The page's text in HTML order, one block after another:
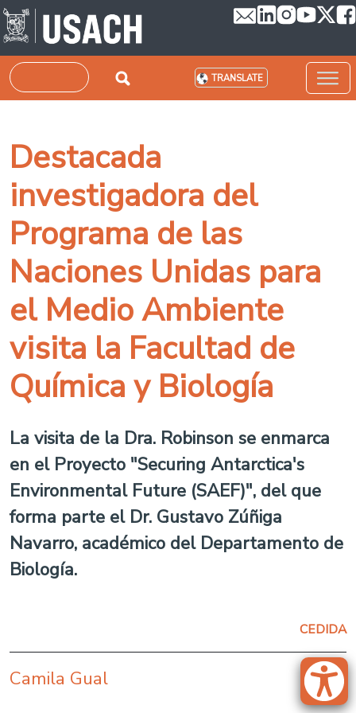
Skip to main content
Search TRANSLATE
Destacada
investigadora del
Programa de las
Naciones Unidas para
el Medio Ambiente
visita la Facultad de
Química y Biología
La visita de la Dra. Robinson se enmarca
en el Proyecto "Securing Antarctica's
Environmental Future (SAEF)", del que
forma parte el Dr. Gustavo Zúñiga
Navarro, académico del Departamento de
Biología.
CEDIDA
Camila Gual